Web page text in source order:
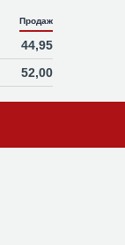
Продаж
44,95
52,00